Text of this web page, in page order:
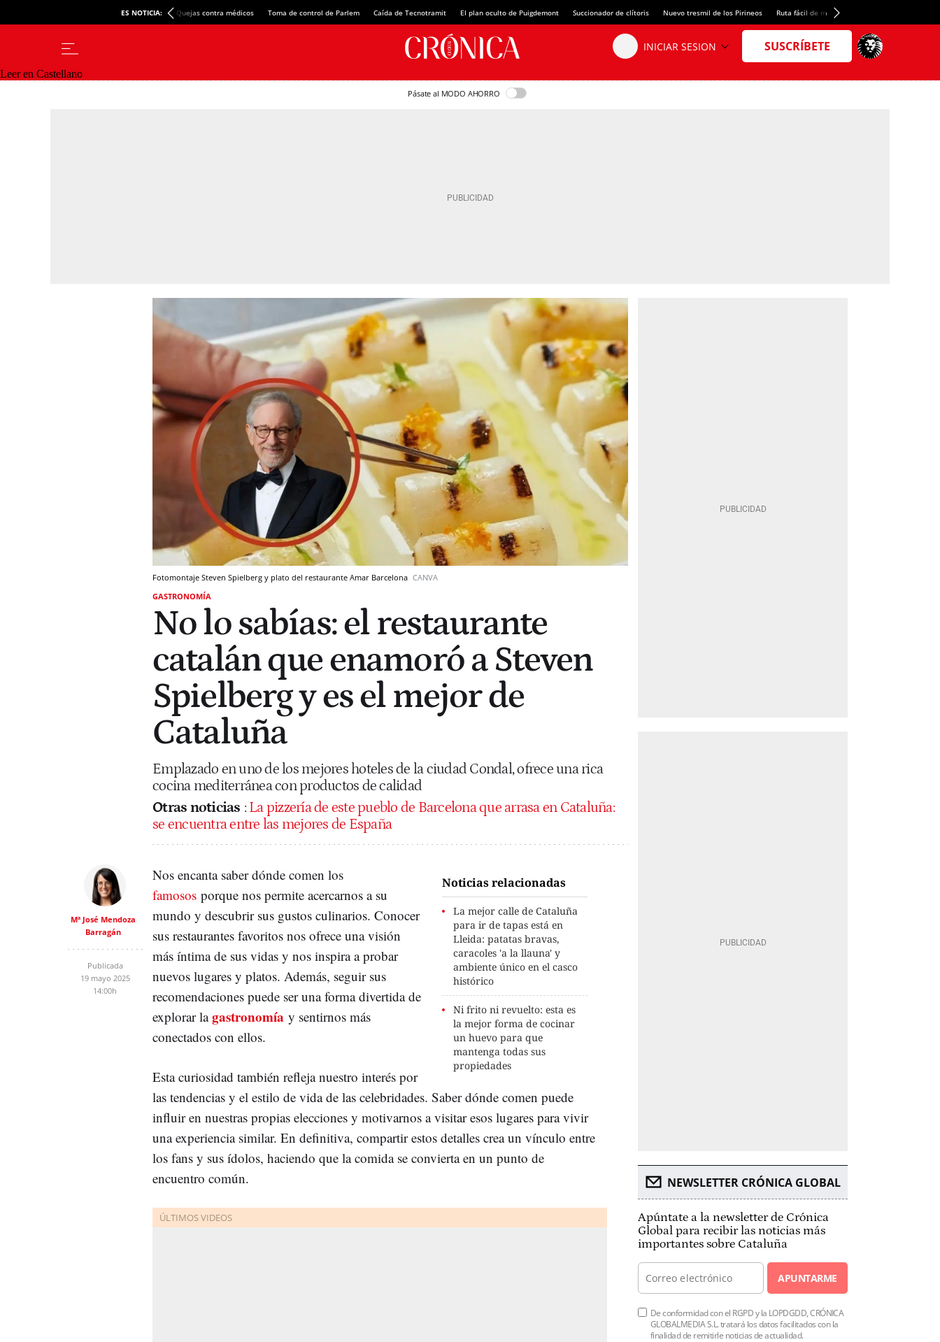
ES NOTICIA: Quejas contra médicos Toma de control de Parlem Caída de Tecnotramit El plan oculto de Puigdemont Succionador de clítoris Nuevo tresmil de los Pirineos Ruta fácil de montaña
Leer en Castellano
Pásate al MODO AHORRO
Fotomontaje Steven Spielberg y plato del restaurante Amar Barcelona CANVA
GASTRONOMÍA
No lo sabías: el restaurante
catalán que enamoró a Steven
Spielberg y es el mejor de
Cataluña
Emplazado en uno de los mejores hoteles de la ciudad Condal, ofrece una rica
cocina mediterránea con productos de calidad
Otras noticias : La pizzería de este pueblo de Barcelona que arrasa en Cataluña:
se encuentra entre las mejores de España
Mª José Mendoza
Barragán
Publicada
19 mayo 2025
14:00h
Noticias relacionadas
La mejor calle de Cataluña
para ir de tapas está en
Lleida: patatas bravas,
caracoles 'a la llauna' y
ambiente único en el casco
histórico
Ni frito ni revuelto: esta es
la mejor forma de cocinar
un huevo para que
mantenga todas sus
propiedades
Nos encanta saber dónde comen los
famosos porque nos permite acercarnos a su
mundo y descubrir sus gustos culinarios. Conocer
sus restaurantes favoritos nos ofrece una visión
más íntima de sus vidas y nos inspira a probar
nuevos lugares y platos. Además, seguir sus
recomendaciones puede ser una forma divertida de
explorar lagastronomía y sentirnos más
conectados con ellos.
Esta curiosidad también refleja nuestro interés por
las tendencias y el estilo de vida de las celebridades. Saber dónde comen puede
influir en nuestras propias elecciones y motivarnos a visitar esos lugares para vivir
una experiencia similar. En definitiva, compartir estos detalles crea un vínculo entre
los fans y sus ídolos, haciendo que la comida se convierta en un punto de
encuentro común.
NEWSLETTER CRÓNICA GLOBAL
Apúntate a la newsletter de Crónica
Global para recibir las noticias más
importantes sobre Cataluña
APUNTARME
De conformidad con el RGPD y la LOPDGDD, CRÓNICA
GLOBALMEDIA S.L. tratará los datos facilitados con la
finalidad de remitirle noticias de actualidad.